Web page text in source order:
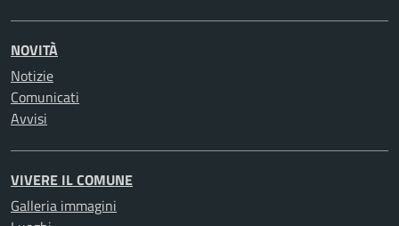
NOVITÀ
Notizie
Comunicati
Avvisi
VIVERE IL COMUNE
Galleria immagini